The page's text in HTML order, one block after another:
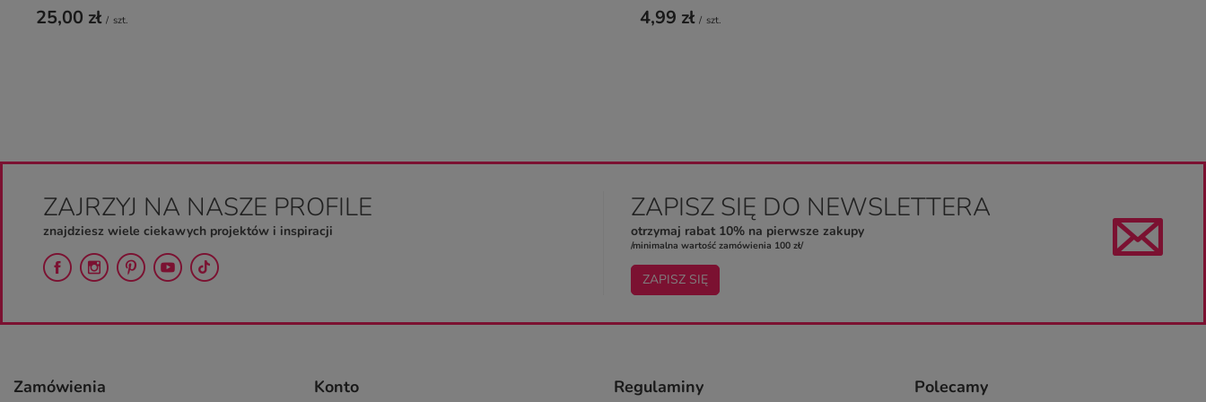
25,00 zł / szt.
ZAJRZYJ NA NASZE PROFILE
znajdziesz wiele ciekawych projektów i inspiracji
ZAPISZ SIĘ DO NEWSLETTERA
otrzymaj rabat 10% na pierwsze zakupy
/minimalna wartość zamówienia 100 zł/
ZAPISZ SIĘ
Zamówienia Konto Regulaminy Polecamy